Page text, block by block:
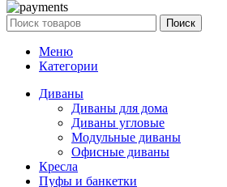
Поиск
Меню
Категории
Диваны
Диваны для дома
Диваны угловые
Модульные диваны
Офисные диваны
Кресла
Пуфы и банкетки